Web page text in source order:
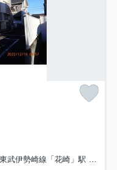
東武伊勢崎線「花崎」駅 徒歩29分